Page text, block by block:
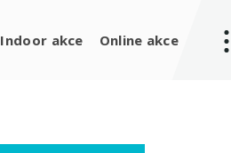
Indoor akce Online akce